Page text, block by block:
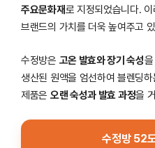
주요문화재로 지정되었습니다.
브랜드의 가치를 더욱 높여주고
수정방은 고온 발효와 장기 숙성
생산된 원액을 엄선하여 블렌딩
제품은 오랜 숙성과 발효 과정을
수정방 52